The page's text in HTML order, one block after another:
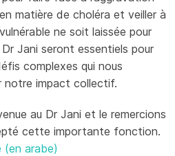
matière de choléra et veiller à
ne soit laissée pour
Jani seront essentiels pour
complexes qui nous
impact collectif.
au Dr Jani et le remercions
cette importante fonction.
(en arabe)